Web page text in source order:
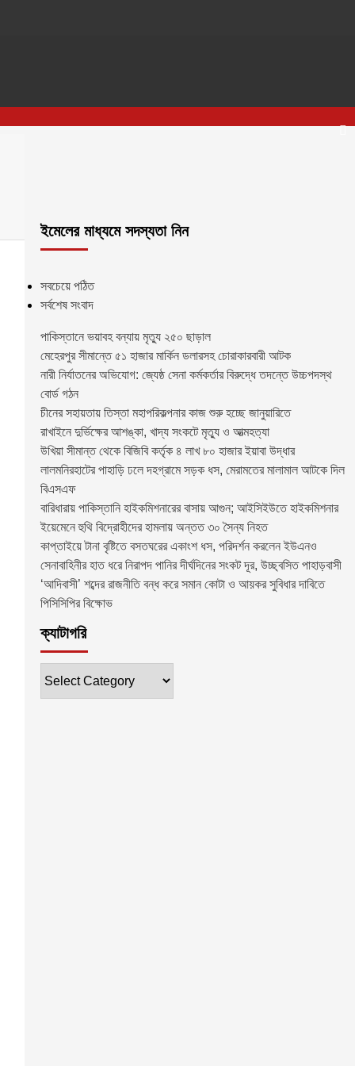
ইমেলের মাধ্যমে সদস্যতা নিন
সবচেয়ে পঠিত
সর্বশেষ সংবাদ
পাকিস্তানে ভয়াবহ বন্যায় মৃত্যু ২৫০ ছাড়াল
মেহেরপুর সীমান্তে ৫১ হাজার মার্কিন ডলারসহ চোরাকারবারী আটক
নারী নির্যাতনের অভিযোগ: জ্যেষ্ঠ সেনা কর্মকর্তার বিরুদ্ধে তদন্তে উচ্চপদস্থ
বোর্ড গঠন
চীনের সহায়তায় তিস্তা মহাপরিকল্পনার কাজ শুরু হচ্ছে জানুয়ারিতে
রাখাইনে দুর্ভিক্ষের আশঙ্কা, খাদ্য সংকটে মৃত্যু ও আত্মহত্যা
উখিয়া সীমান্ত থেকে বিজিবি কর্তৃক ৪ লাখ ৮০ হাজার ইয়াবা উদ্ধার
লালমনিরহাটের পাহাড়ি ঢলে দহগ্রামে সড়ক ধস, মেরামতের মালামাল আটকে দিল
বিএসএফ
বারিধারায় পাকিস্তানি হাইকমিশনারের বাসায় আগুন; আইসিইউতে হাইকমিশনার
ইয়েমেনে হুথি বিদ্রোহীদের হামলায় অন্তত ৩০ সৈন্য নিহত
কাপ্তাইয়ে টানা বৃষ্টিতে বসতঘরের একাংশ ধস, পরিদর্শন করলেন ইউএনও
সেনাবাহিনীর হাত ধরে নিরাপদ পানির দীর্ঘদিনের সংকট দূর, উচ্ছ্বসিত পাহাড়বাসী
‘আদিবাসী’ শব্দের রাজনীতি বন্ধ করে সমান কোটা ও আয়কর সুবিধার দাবিতে
পিসিসিপির বিক্ষোভ
ক্যাটাগরি